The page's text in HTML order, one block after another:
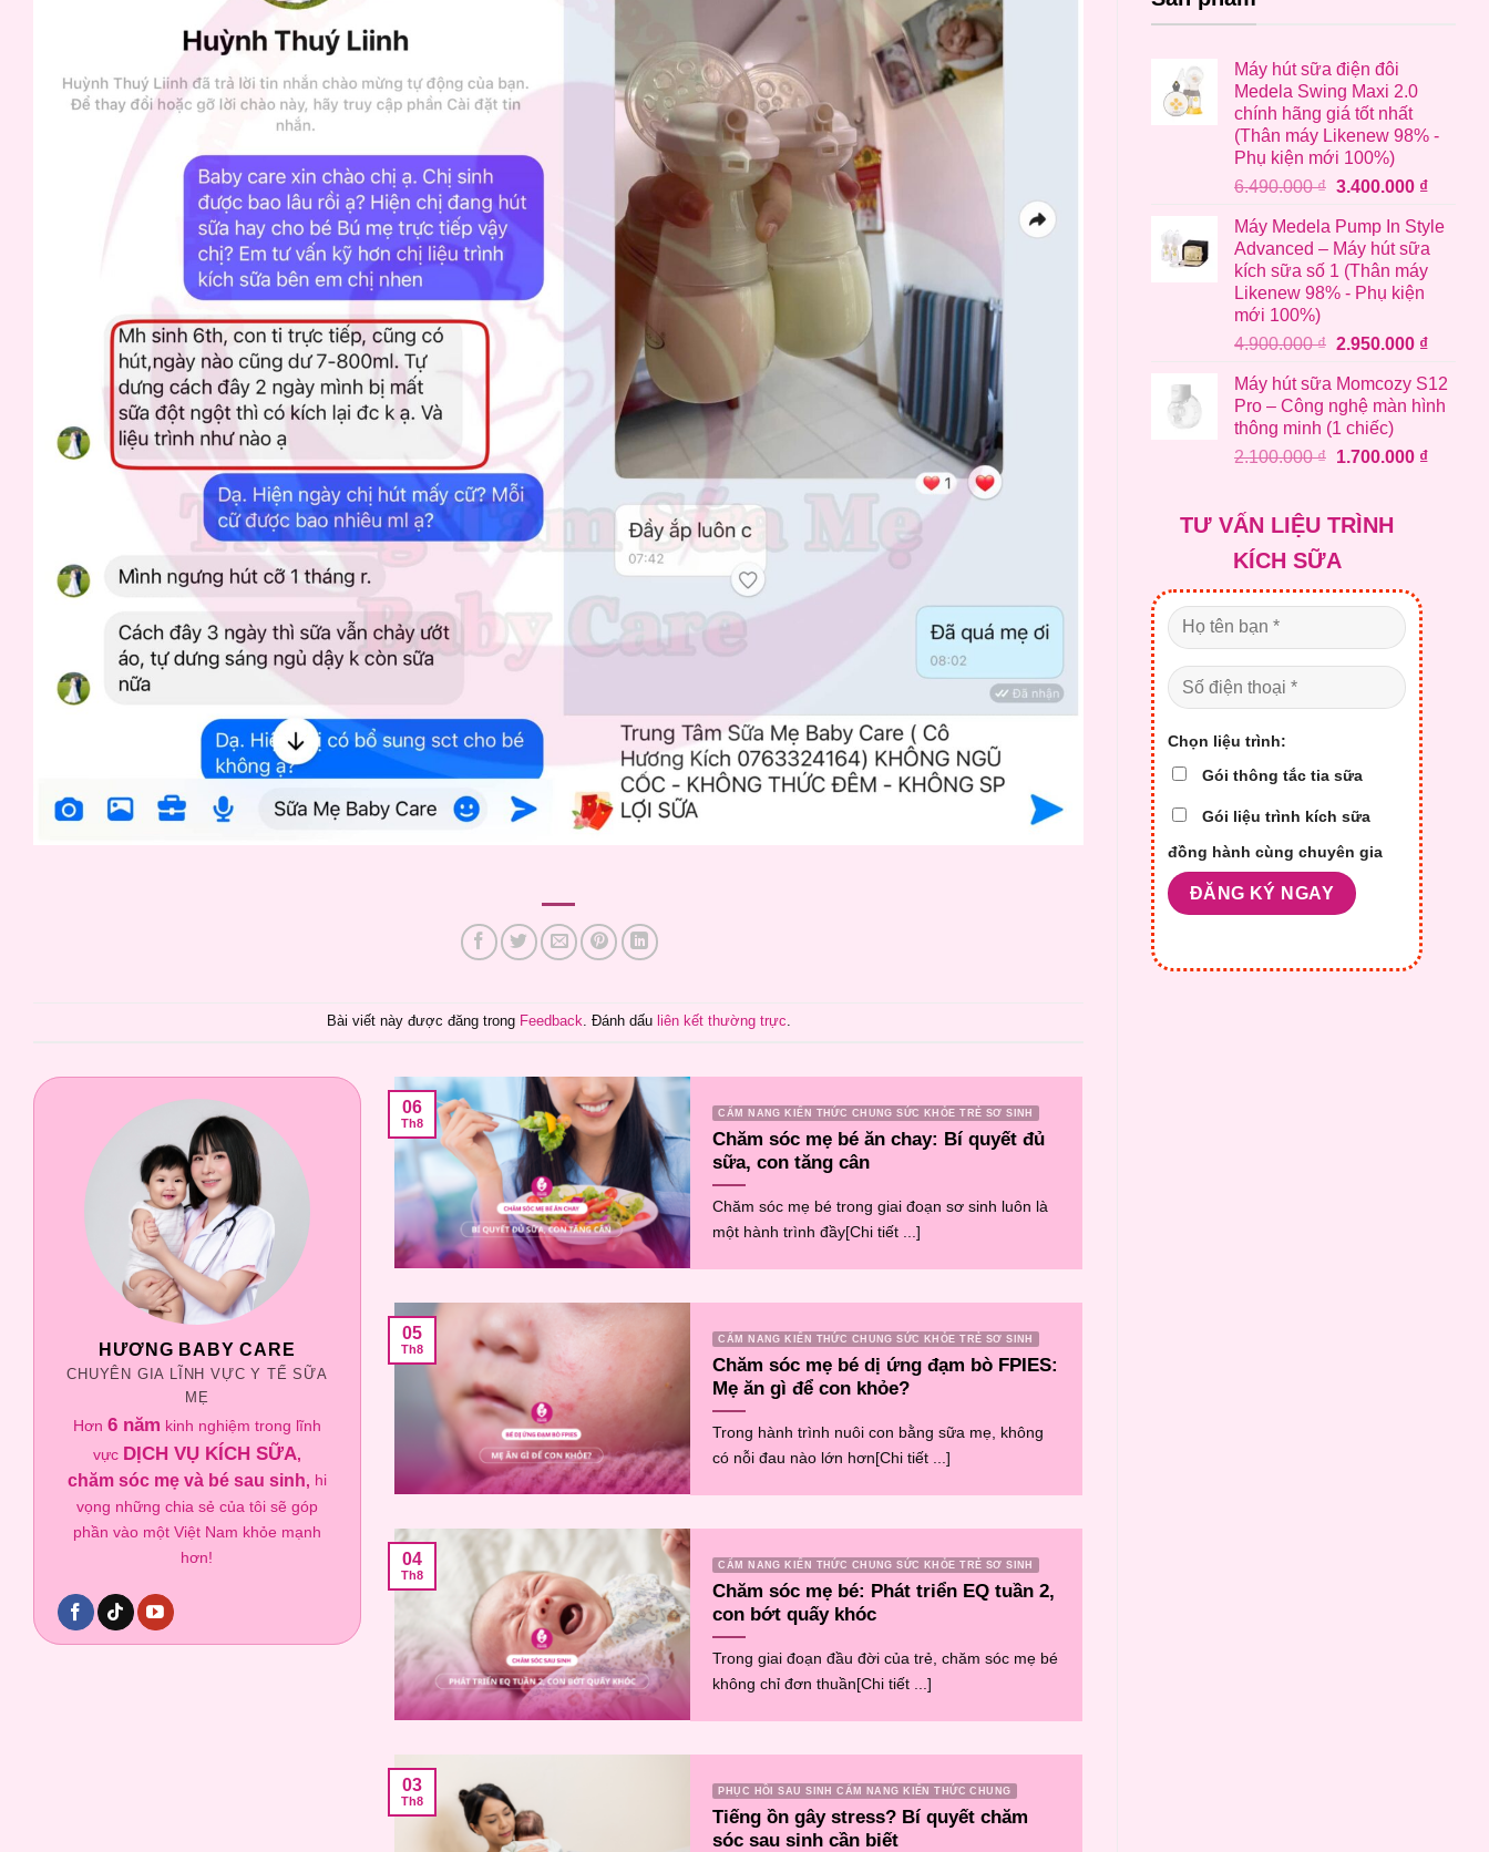
Bài viết này được đăng trong Feedback . Đánh dấu liên kết thường trực
HƯƠNG BABY CARE
CHUYÊN GIA LĨNH VỰC Y TẾ SỮA
MẸ
Hơn 6 năm kinh nghiệm trong lĩnh
vực DỊCH VỤ KÍCH SỮA,
chăm sóc mẹ và bé sau sinh, hi
vọng những chia sẻ của tôi sẽ góp
phần vào một Việt Nam khỏe mạnh
hơn!
CẨM NANG KIẾN THỨC CHUNG SỨC KHỎE TRẺ SƠ SINH
Chăm sóc mẹ bé ăn chay: Bí quyết đủ
sữa, con tăng cân
Chăm sóc mẹ bé trong giai đoạn sơ sinh luôn là
một hành trình đầy[Chi tiết ...]
06
Th8
CẨM NANG KIẾN THỨC CHUNG SỨC KHỎE TRẺ SƠ SINH
Chăm sóc mẹ bé dị ứng đạm bò FPIES:
Mẹ ăn gì để con khỏe?
Trong hành trình nuôi con bằng sữa mẹ, không
có nỗi đau nào lớn hơn[Chi tiết ...]
05
Th8
CẨM NANG KIẾN THỨC CHUNG SỨC KHỎE TRẺ SƠ SINH
Chăm sóc mẹ bé: Phát triển EQ tuần 2,
con bớt quấy khóc
Trong giai đoạn đầu đời của trẻ, chăm sóc mẹ bé
không chỉ đơn thuần[Chi tiết ...]
04
Th8
PHỤC HỒI SAU SINH CẨM NANG KIẾN THỨC CHUNG
Tiếng ồn gây stress? Bí quyết chăm
sóc sau sinh cần biết
03
Th8
Máy hút sữa điện đôi
Medela Swing Maxi 2.0
chính hãng giá tốt nhất
(Thân máy Likenew 98% -
Phụ kiện mới 100%)
6.490.000₫ Giá
là:
6.490.000 ₫.
3.400.000 ₫Giá
tại
là:
Máy Medela Pump In Style
Advanced – Máy hút sữa
kích sữa số 1 (Thân máy
Likenew 98% - Phụ kiện
mới 100%)
4.900.000₫ Giá
là:
4.900.000 ₫.
2.950.000 ₫Giá
tại
là:
Máy hút sữa Momcozy S12
Pro – Công nghệ màn hình
thông minh (1 chiếc)
2.100.000₫ Giá
2.100.000 ₫.
1.700.000 ₫Giá
TƯ VẤN LIỆU TRÌNH
KÍCH SỮA
Chọn liệu trình:
Gói thông tắc tia sữa
Gói liệu trình kích sữa
đồng hành cùng chuyên gia